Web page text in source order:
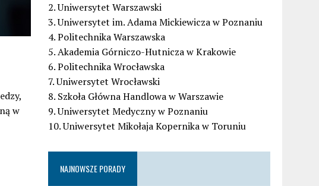
w
2. Uniwersytet Warszawski
3. Uniwersytet im. Adama Mickiewicza w Poznaniu
4. Politechnika Warszawska
5. Akademia Górniczo-Hutnicza w Krakowie
6. Politechnika Wrocławska
7. Uniwersytet Wrocławski
8. Szkoła Główna Handlowa w Warszawie
9. Uniwersytet Medyczny w Poznaniu
10. Uniwersytet Mikołaja Kopernika w Toruniu
NAJNOWSZE PORADY